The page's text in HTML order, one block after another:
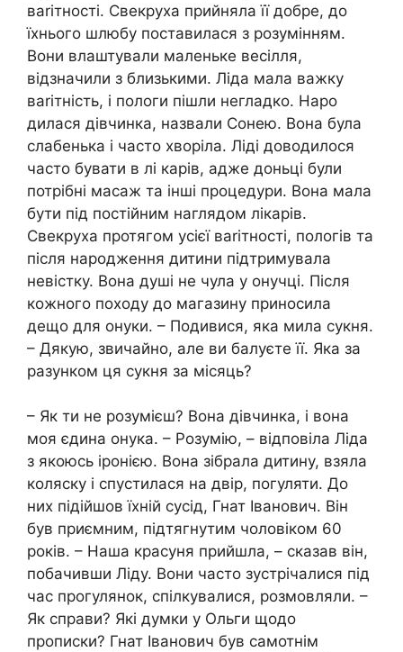
ваrітності. Свекруха прийняла її добре, до
їхнього шлюбу поставилася з розумінням.
Вони влаштували маленьке весілля,
відзначили з близькими. Ліда мала важку
ваrітність, і пологи пішли негладко. Наро
дилася дівчинка, назвали Сонею. Вона була
слабенька і часто хворіла. Ліді доводилося
часто бувати в лі карів, адже доньці були
потрібні масаж та інші процедури. Вона мала
бути під постійним наглядом лікарів.
Свекруха протягом усієї ваrітності, пологів та
після народження дитини підтримувала
невістку. Вона душі не чула у онучці. Після
кожного походу до магазину приносила
дещо для онуки. – Подивися, яка мила сукня.
– Дякую, звичайно, але ви балуєте її. Яка за
разунком ця сукня за місяць?
– Як ти не розумієш? Вона дівчинка, і вона
моя єдина онука. – Розумію, – відповіла Ліда
з якоюсь іронією. Вона зібрала дитину, взяла
коляску і спустилася на двір, погуляти. До
них підійшов їхній сусід, Гнат Іванович. Він
був приємним, підтягнутим чоловіком 60
років. – Наша красуня прийшла, – сказав він,
побачивши Ліду. Вони часто зустрічалися під
час прогулянок, спілкувалися, розмовляли. –
Як справи? Які думки у Ольги щодо
прописки? Гнат Іванович був самотнім